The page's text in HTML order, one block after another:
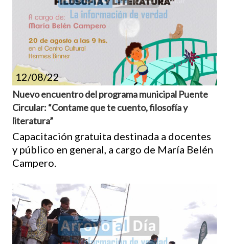
12/08/22
Nuevo encuentro del programa municipal Puente
Circular: “Contame que te cuento, filosofía y
literatura”
Capacitación gratuita destinada a docentes
y público en general, a cargo de María Belén
Campero.